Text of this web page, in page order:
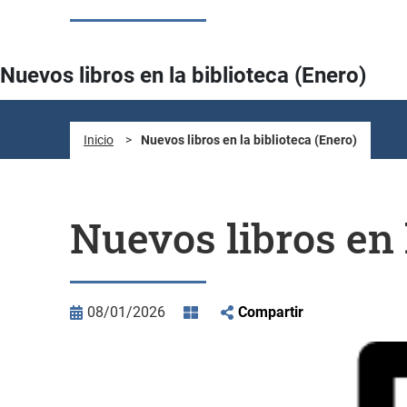
Nuevos libros en la biblioteca (Enero)
Inicio > Nuevos libros en la biblioteca (Enero)
Nuevos libros
08/01/2026 Compartir